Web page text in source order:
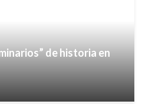
de historia en